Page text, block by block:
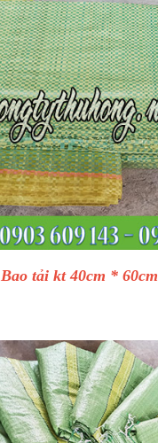
Bao tải kt 40cm * 60cm